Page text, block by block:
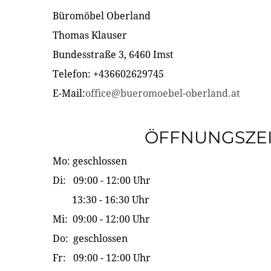
Büromöbel Oberland
Thomas Klauser
Bundesstraße 3, 6460 Imst
Telefon: +436602629745
E-Mail:office@bueromoebel-oberland.at
Mo: geschlossen
Di: 09:00 - 12:00 Uhr
13:30 - 16:30 Uhr
Mi: 09:00 - 12:00 Uhr
Do: geschlossen
Fr: 09:00 - 12:00 Uhr